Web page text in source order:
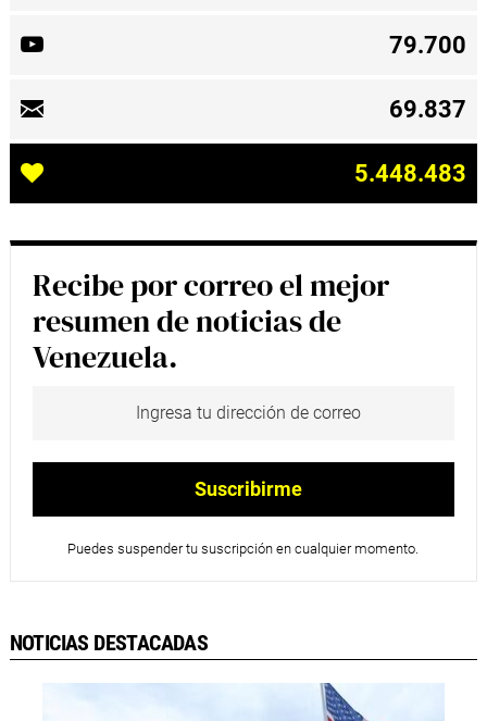
79.700
69.837
5.448.483
Recibe por correo el mejor
resumen de noticias de
Venezuela.
Puedes suspender tu suscripción en cualquier momento.
NOTICIAS DESTACADAS